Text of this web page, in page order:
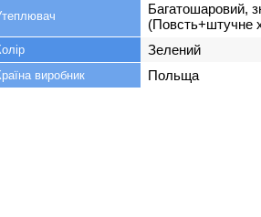
Багатошаровий,
(Повсть+штучне
Зелений
виробник Польща